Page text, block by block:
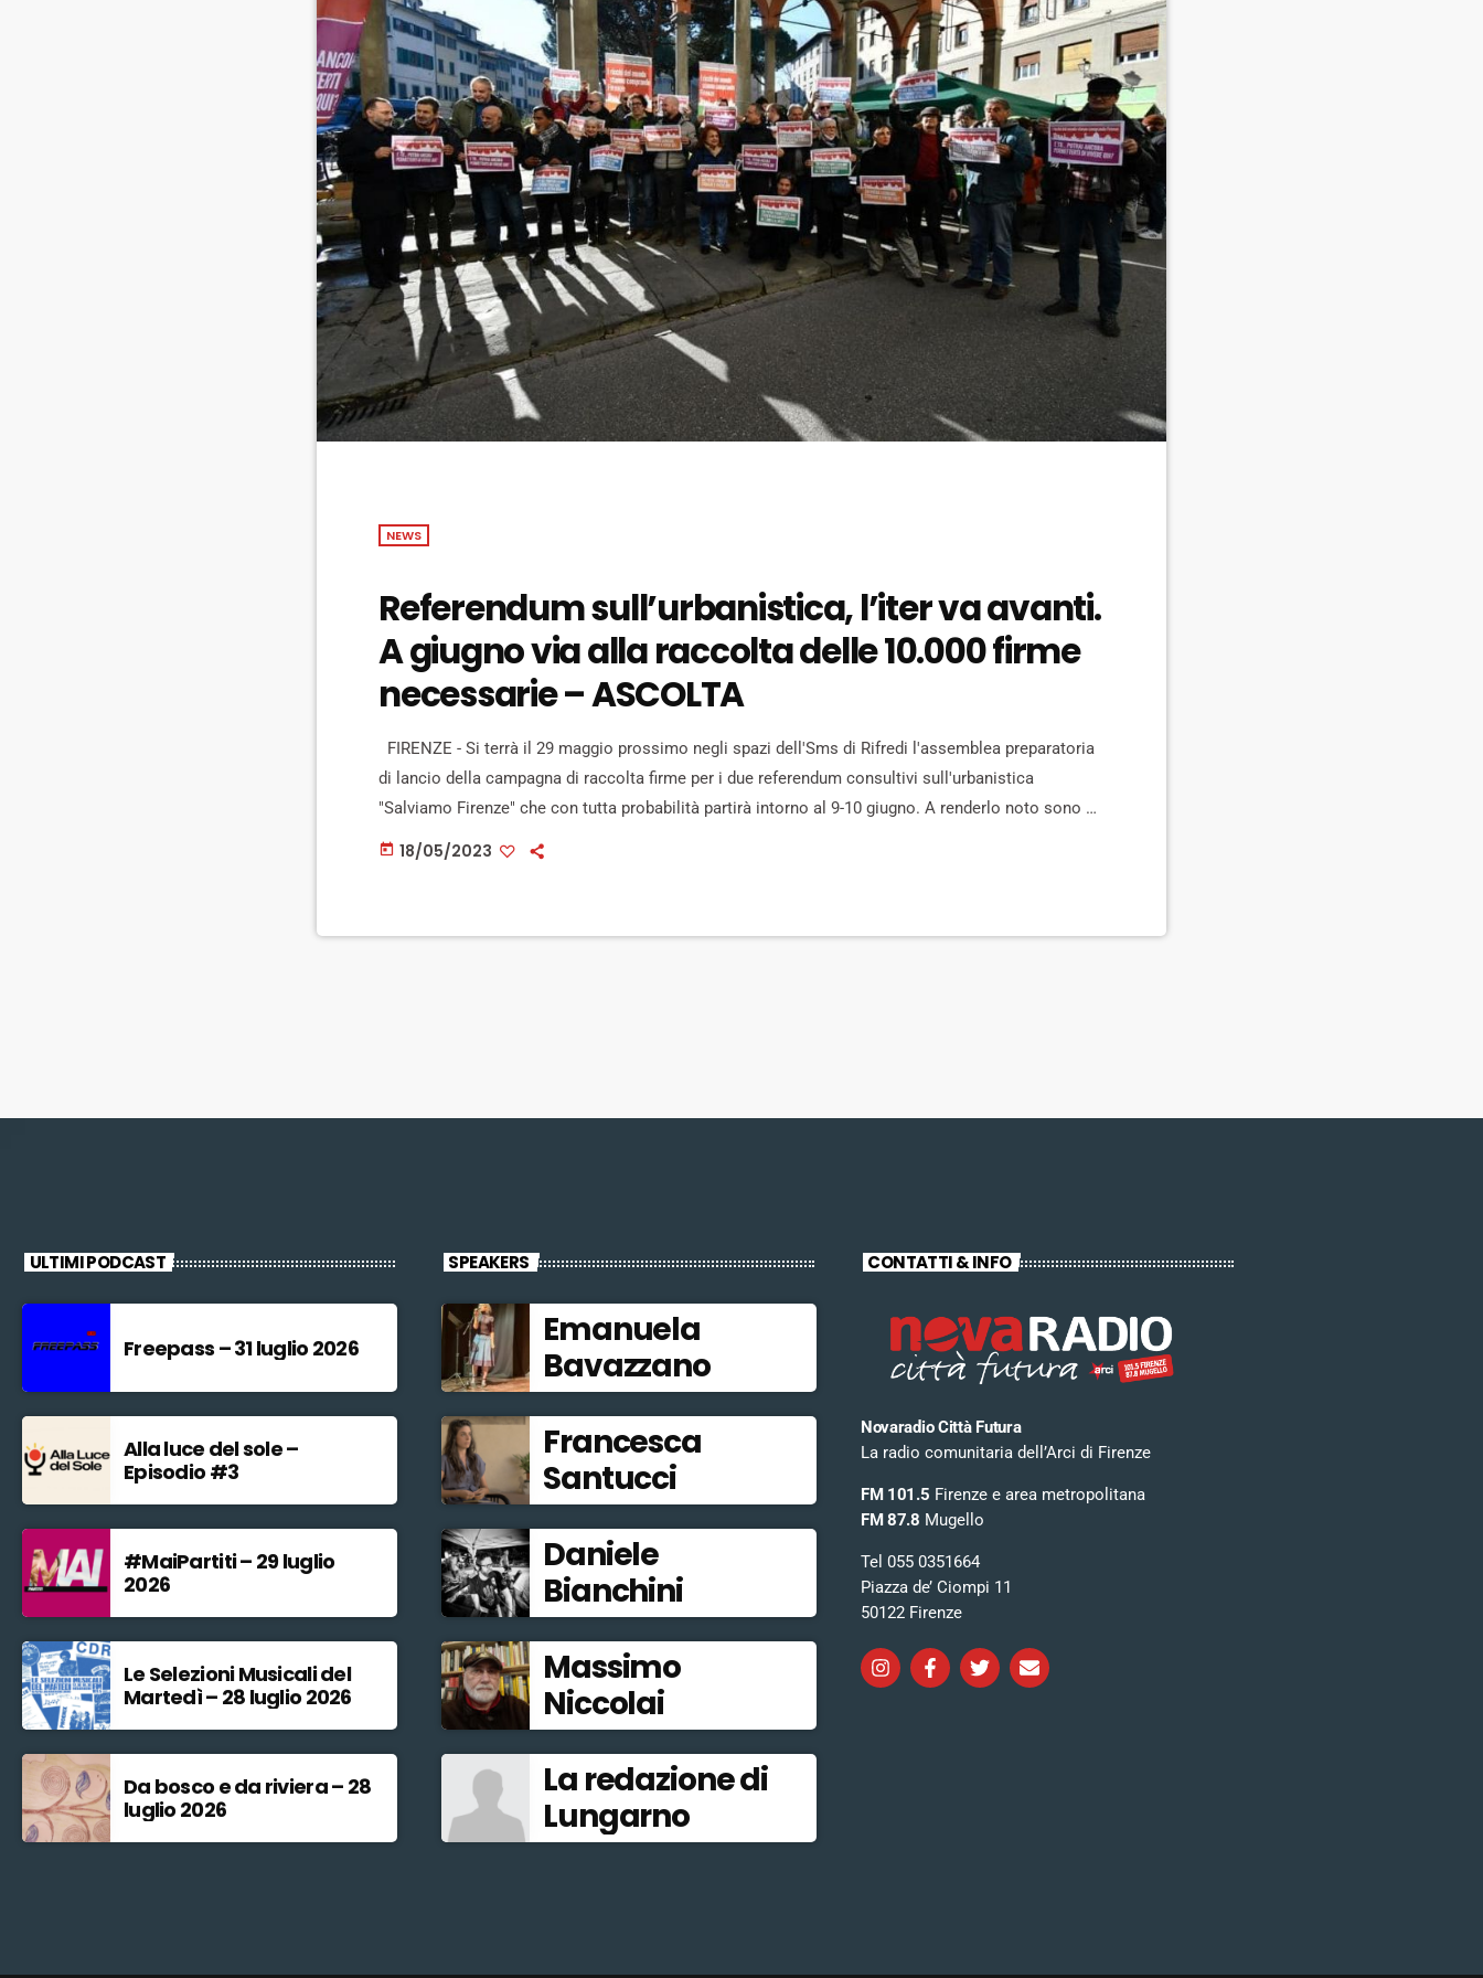
NEWS
Referendum sull’urbanistica, l’iter va avanti.
A giugno via alla raccolta delle 10.000 firme
necessarie – ASCOLTA
FIRENZE - Si terrà il 29 maggio prossimo negli spazi dell'Sms di Rifredi l'assemblea preparatoria
di lancio della campagna di raccolta firme per i due referendum consultivi sull'urbanistica
"Salviamo Firenze" che con tutta probabilità partirà intorno al 9-10 giugno. A renderlo noto sono gli
esponenti del comitato promotore, facendo il punto sull'iter della consultazione. I quesiti proposti,
today 18/05/2023
ULTIMI PODCAST
Freepass – 31 luglio 2026
Alla luce del sole –
Episodio #3
#MaiPartiti – 29 luglio
2026
Le Selezioni Musicali del
Martedì – 28 luglio 2026
Da bosco e da riviera – 28
luglio 2026
SPEAKERS
Emanuela
Bavazzano
Francesca
Santucci
Daniele
Bianchini
Massimo
Niccolai
La redazione di
Lungarno
CONTATTI & INFO
Novaradio Città Futura
La radio comunitaria dell’Arci di Firenze
FM 101.5 Firenze e area metropolitana
FM 87.8 Mugello
Tel 055 0351664
Piazza de’ Ciompi 11
50122 Firenze